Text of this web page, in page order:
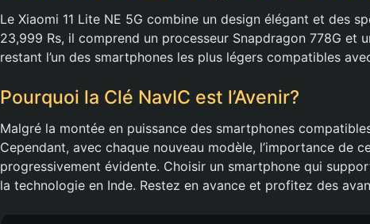
Le Xiaomi 11 Lite NE 5G combine un design élégant et des
23,999 Rs, il comprend un processeur Snapdragon 778G et
restant l’un des smartphones les plus légers compatibles
Pourquoi la Clé NavIC est l’Avenir?
Malgré la montée en puissance des smartphones
Cependant, avec chaque nouveau modèle, l’importance de
progressivement évidente. Choisir un smartphone qui
la technologie en Inde. Restez en avance et profitez des